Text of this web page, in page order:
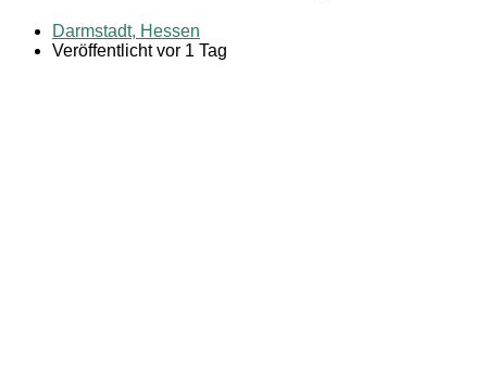
Darmstadt, Hessen
Veröffentlicht vor 1 Tag